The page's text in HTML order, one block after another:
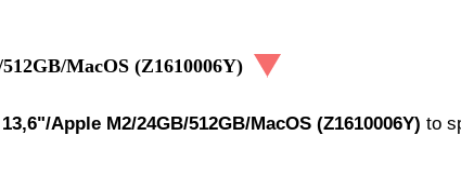
MacOS (Z1610006Y)
Apple M2/24GB/512GB/MacOS (Z1610006Y) to